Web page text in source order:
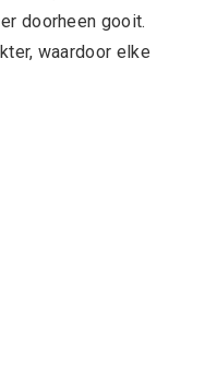
doorheen gooit.
waardoor elke